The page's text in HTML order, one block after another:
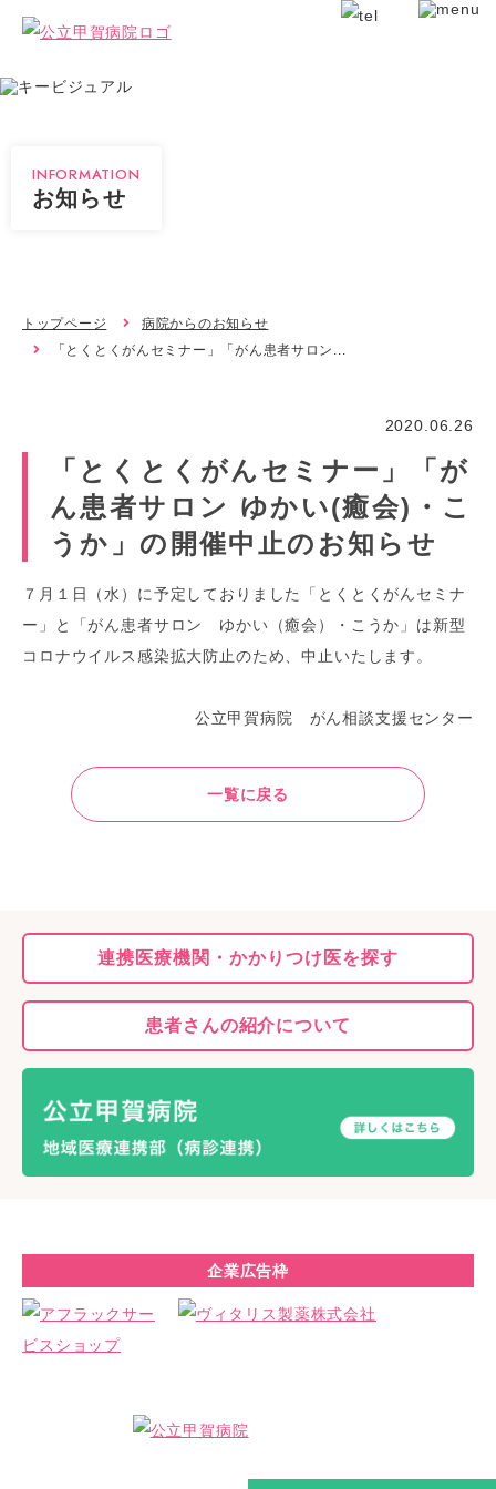
INFORMATION
お知らせ
トップページ
病院からのお知らせ
「とくとくがんセミナー」「がん患者サロン...
2020.06.26
「とくとくがんセミナー」「が
ん患者サロン ゆかい(癒会)・こ
うか」の開催中止のお知らせ
７月１日（水）に予定しておりました「とくとくがんセミナ
ー」と「がん患者サロン ゆかい（癒会）・こうか」は新型
コロナウイルス感染拡大防止のため、中止いたします。
公立甲賀病院 がん相談支援センター
一覧に戻る
連携医療機関・かかりつけ医を探す
患者さんの紹介について
企業広告枠